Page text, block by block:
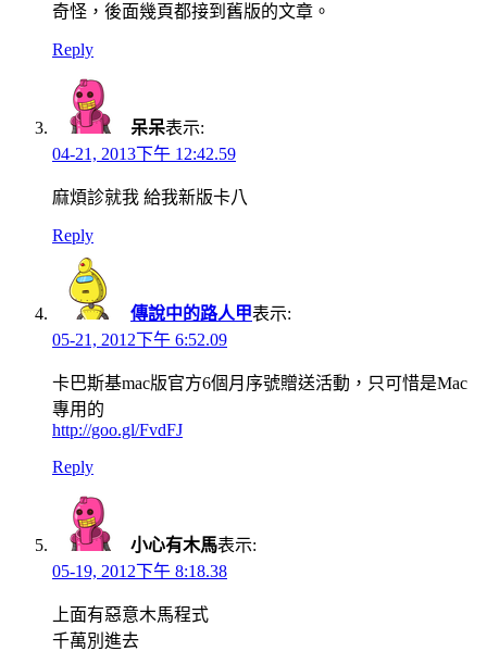
奇怪，後面幾頁都接到舊版的文章。
Reply
呆呆表示:
04-21, 2013下午 12:42.59
麻煩診就我 給我新版卡八
Reply
傳說中的路人甲表示:
05-21, 2012下午 6:52.09
卡巴斯基mac版官方6個月序號贈送活動，只可惜是Mac
專用的
http://goo.gl/FvdFJ
Reply
小心有木馬表示:
05-19, 2012下午 8:18.38
上面有惡意木馬程式
千萬別進去